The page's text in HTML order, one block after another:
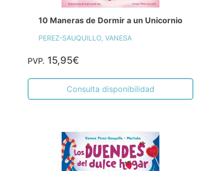
10 Maneras de Dormir a un Unicornio
PEREZ-SAUQUILLO, VANESA
PVP. 15,95€
Consulta disponibilidad